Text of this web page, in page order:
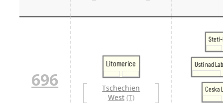
696
Litomerice
Tschechien
West (T)
Usti nad
Ceska